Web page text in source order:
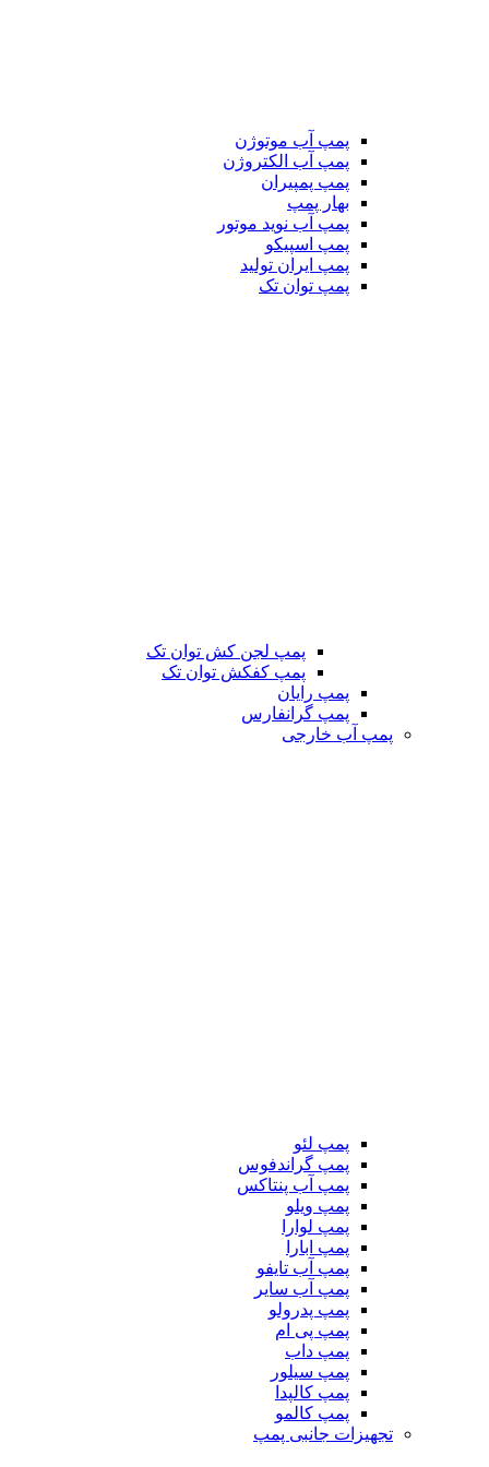
پمپ آب موتوژن
پمپ آب الکتروژن
پمپ پمپیران
بهار پمپ
پمپ آب نوید موتور
پمپ اسپیکو
پمپ ایران تولید
پمپ توان تک
پمپ لجن کش توان تک
پمپ کفکش توان تک
پمپ رایان
پمپ گرانفارس
پمپ آب خارجی
پمپ لئو
پمپ گراندفوس
پمپ آب پنتاکس
پمپ ویلو
پمپ لوارا
پمپ ابارا
پمپ آب تایفو
پمپ آب سایر
پمپ پدرولو
پمپ پی ام
پمپ داب
پمپ سیلور
پمپ کالپدا
پمپ کالمو
تجهیزات جانبی پمپ